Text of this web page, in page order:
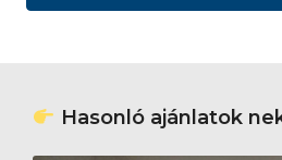
Hasonló ajánlatok